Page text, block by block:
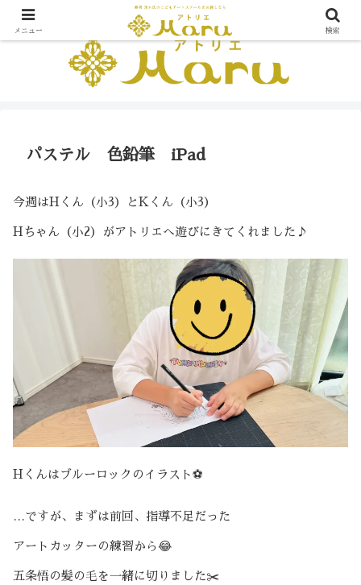
パステル 色鉛筆 iPad
今週はHくん（小3）とKくん（小3）
Hちゃん（小2）がアトリエへ遊びにきてくれました♪
Hくんはブルーロックのイラスト⚽️
…ですが、まずは前回、指導不足だった
アートカッターの練習から😂
五条悟の髪の毛を一緒に切りました✂️
メニュー 検索